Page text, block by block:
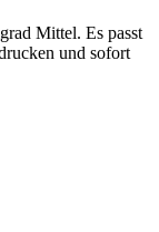
Mittel. Es passt
und sofort